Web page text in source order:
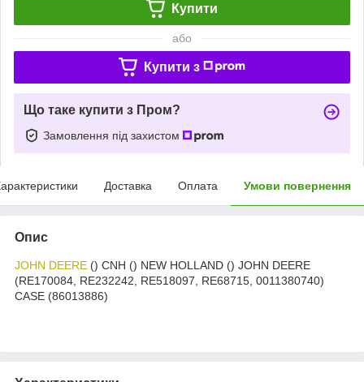
Купити
або
Купити з
Що таке купити з Пром?
Замовлення під захистом
Доставка Оплата Умови повернення
Опис
JOHN DEERE () CNH () NEW HOLLAND () JOHN DEERE
(RE170084, RE232242, RE518097, RE68715, 0011380740)
CASE (86013886)